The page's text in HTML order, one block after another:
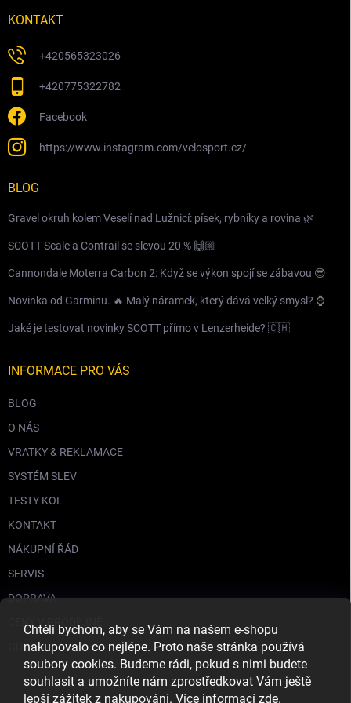
Chtěli bychom, aby se Vám na našem e-shopu
nakupovalo co nejlépe. Proto naše stránka používá
soubory cookies. Budeme rádi, pokud s nimi budete
souhlasit a umožníte nám zprostředkovat Vám ještě
lepší zážitek z nakupování. Více informací zde.
KONTAKT
+420565323026
+420775322782
Facebook
https://www.instagram.com/velosport.cz/
BLOG
Gravel okruh kolem Veselí nad Lužnicí: písek, rybníky a rovina 🌿
SCOTT Scale a Contrail se slevou 20 % 🙌🏼
Cannondale Moterra Carbon 2: Když se výkon spojí se zábavou 😎
Novinka od Garminu. 🔥 Malý náramek, který dává velký smysl? ⌚️
Jaké je testovat novinky SCOTT přímo v Lenzerheide? 🇨🇭
INFORMACE PRO VÁS
BLOG
O NÁS
VRATKY & REKLAMACE
SYSTÉM SLEV
TESTY KOL
KONTAKT
NÁKUPNÍ ŘÁD
SERVIS
DOPRAVA
CENY V PRODEJNĚ
GDPR